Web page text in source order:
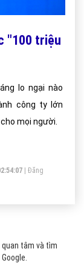
"100 triệu
lo ngại nào
công ty lớn
mọi người.
Đăng
tâm và tìm